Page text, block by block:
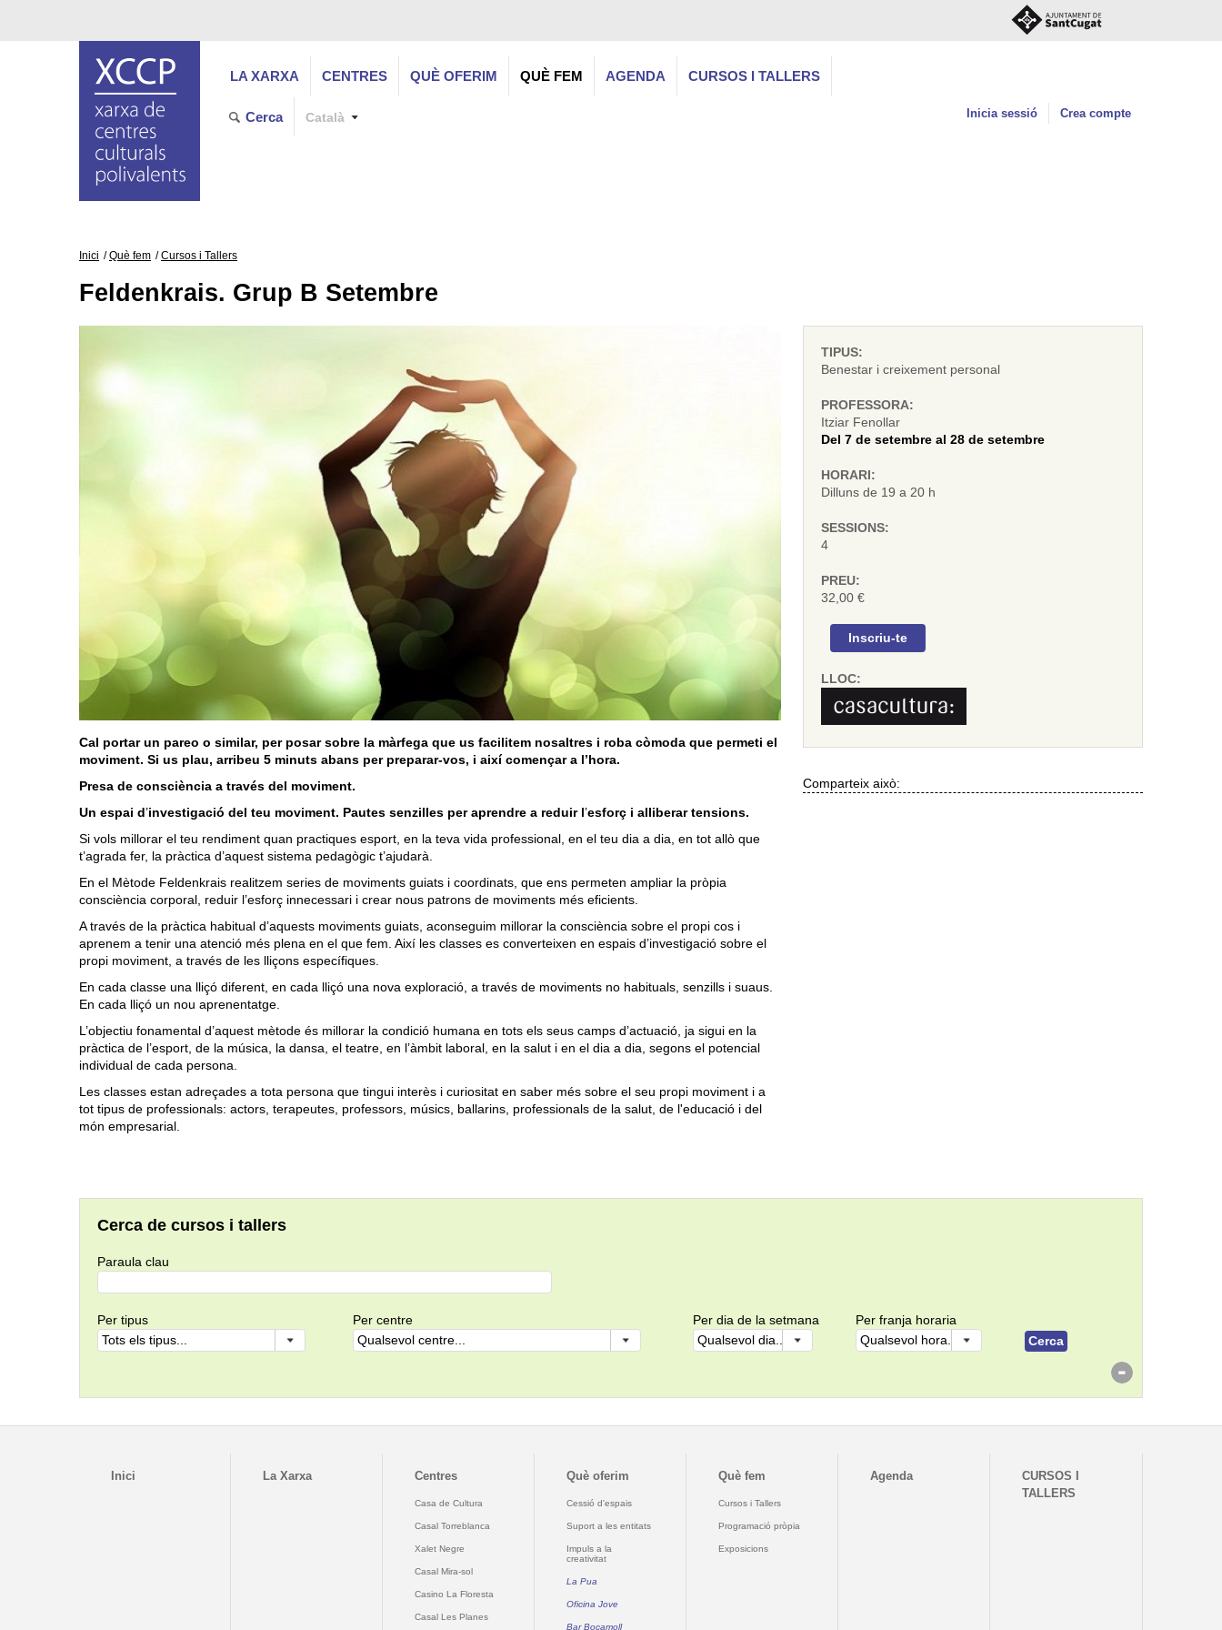
LA XARXA CENTRES QUÈ OFERIM QUÈ FEM AGENDA CURSOS I TALLERS
Cerca Català Inicia sessió Crea compte
Inici Què fem Cursos i Tallers
Feldenkrais. Grup B Setembre
Cal portar un pareo o similar, per posar sobre la màrfega que us facilitem nosaltres i roba còmoda que permeti el
moviment. Si us plau, arribeu 5 minuts abans per preparar-vos, i així començar a l’hora.
Presa de consciència a través del moviment.
Un espai d ’investigació del teu moviment. Pautes senzilles per aprendre a reduir l ’esforç i alliberar tensions.
Si vols millorar el teu rendiment quan practiques esport, en la teva vida professional, en el teu dia a dia, en tot allò que
t’agrada fer, la pràctica d’aquest sistema pedagògic t’ajudarà.
En el Mètode Feldenkrais realitzem series de moviments guiats i coordinats, que ens permeten ampliar la pròpia
consciència corporal, reduir l’esforç innecessari i crear nous patrons de moviments més eficients.
A través de la pràctica habitual d’aquests moviments guiats, aconseguim millorar la consciència sobre el propi cos i
aprenem a tenir una atenció més plena en el que fem. Així les classes es converteixen en espais d’investigació sobre el
propi moviment, a través de les lliçons específiques.
En cada classe una lliçó diferent, en cada lliçó una nova exploració, a través de moviments no habituals, senzills i suaus.
En cada lliçó un nou aprenentatge.
L’objectiu fonamental d’aquest mètode és millorar la condició humana en tots els seus camps d’actuació, ja sigui en la
pràctica de l’esport, de la música, la dansa, el teatre, en l’àmbit laboral, en la salut i en el dia a dia, segons el potencial
individual de cada persona.
Les classes estan adreçades a tota persona que tingui interès i curiositat en saber més sobre el seu propi moviment i a
tot tipus de professionals: actors, terapeutes, professors, músics, ballarins, professionals de la salut, de l'educació i del
món empresarial.
TIPUS:
Benestar i creixement personal
PROFESSORA:
Itziar Fenollar
Del 7 de setembre al 28 de setembre
HORARI:
Dilluns de 19 a 20 h
SESSIONS:
4
PREU:
32,00 €
Inscriu-te
LLOC:
Comparteix això:
Cerca de cursos i tallers
Paraula clau
Per tipus Per centre Per dia de la setmana Per franja horaria
Inici La Xarxa Centres
Casa de Cultura
Casal Torreblanca
Xalet Negre
Casal Mira-sol
Casino La Floresta
Casal Les Planes
Què oferim
Cessió d'espais
Suport a les entitats
Impuls a la
creativitat
La Pua
Oficina Jove
Bar Bocamoll
Què fem
Cursos i Tallers
Programació pròpia
Exposicions
Agenda
CURSOS I
TALLERS